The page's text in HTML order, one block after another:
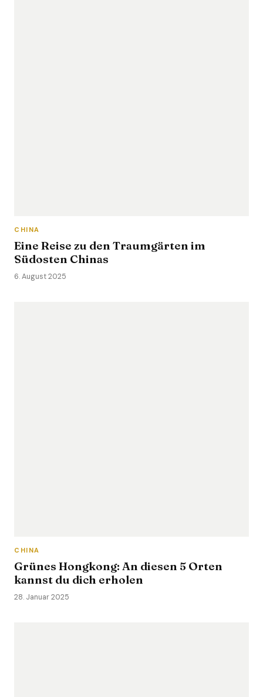
CHINA
Eine Reise zu den Traumgärten im
Südosten Chinas
6. August 2025
CHINA
Grünes Hongkong: An diesen 5 Orten
kannst du dich erholen
28. Januar 2025